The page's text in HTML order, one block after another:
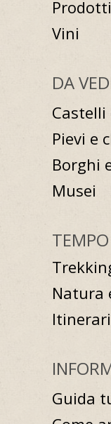
Vini
DA
Castelli
Pievi e
Borghi
Musei
Natura
Guida